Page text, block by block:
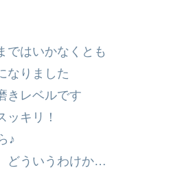
ではいかなくとも
なりました
きレベルです
キリ！
♪
どういうわけか…